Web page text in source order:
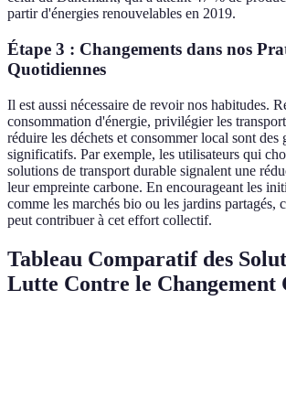
partir d'énergies renouvelables en 2019.
Étape 3 : Changements dans nos
Quotidiennes
Il est aussi nécessaire de revoir nos habitudes.
consommation d'énergie, privilégier les
réduire les déchets et consommer local sont des
significatifs. Par exemple, les utilisateurs qui
solutions de transport durable signalent une
leur empreinte carbone. En encourageant les
comme les marchés bio ou les jardins partagés,
peut contribuer à cet effort collectif.
Tableau Comparatif des
Lutte Contre le Changement